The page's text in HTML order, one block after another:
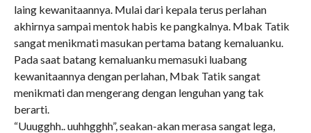
laing kewanitaannya. Mulai dari kepala terus perlahan
akhirnya sampai mentok habis ke pangkalnya. Mbak Tatik
sangat menikmati masukan pertama batang kemaluanku.
Pada saat batang kemaluanku memasuki luabang
kewanitaannya dengan perlahan, Mbak Tatik sangat
menikmati dan mengerang dengan lenguhan yang tak
berarti.
“Uuugghh.. uuhhgghh”, seakan-akan merasa sangat lega,